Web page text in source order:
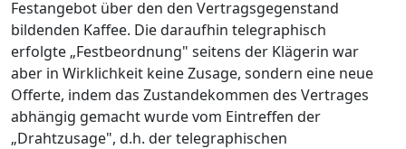
Festangebot über den den Vertragsgegenstand
bildenden Kaffee. Die daraufhin telegraphisch
erfolgte „Festbeordnung" seitens der Klägerin war
aber in Wirklichkeit keine Zusage, sondern eine neue
Offerte, indem das Zustandekommen des Vertrages
abhängig gemacht wurde vom Eintreffen der
„Drahtzusage", d.h. der telegraphischen